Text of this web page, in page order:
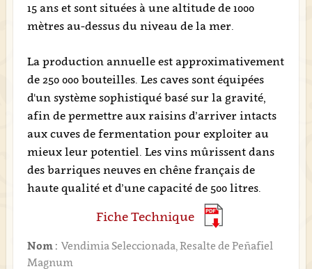
15 ans et sont situées à une altitude de 1000
mètres au-dessus du niveau de la mer.
La production annuelle est approximativement
de 250 000 bouteilles. Les caves sont équipées
d'un système sophistiqué basé sur la gravité,
afin de permettre aux raisins d’arriver intacts
aux cuves de fermentation pour exploiter au
mieux leur potentiel. Les vins mûrissent dans
des barriques neuves en chêne français de
haute qualité et d’une capacité de 500 litres.
Fiche Technique
Nom : Vendimia Seleccionada, Resalte de Peñafiel
Magnum